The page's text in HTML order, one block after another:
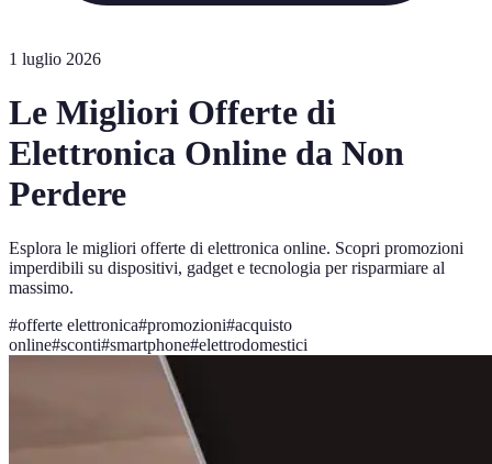
1 luglio 2026
Le Migliori Offerte di
Elettronica Online da Non
Perdere
Esplora le migliori offerte di elettronica online. Scopri promozioni
imperdibili su dispositivi, gadget e tecnologia per risparmiare al
massimo.
#offerte elettronica#promozioni#acquisto
online#sconti#smartphone#elettrodomestici